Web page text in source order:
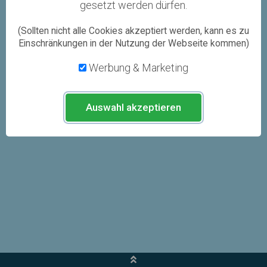
gesetzt werden dürfen.
(Sollten nicht alle Cookies akzeptiert werden, kann es zu
Einschränkungen in der Nutzung der Webseite kommen)
Werbung & Marketing
Auswahl akzeptieren